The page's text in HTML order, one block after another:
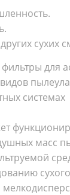
сухих
для
системах
масс